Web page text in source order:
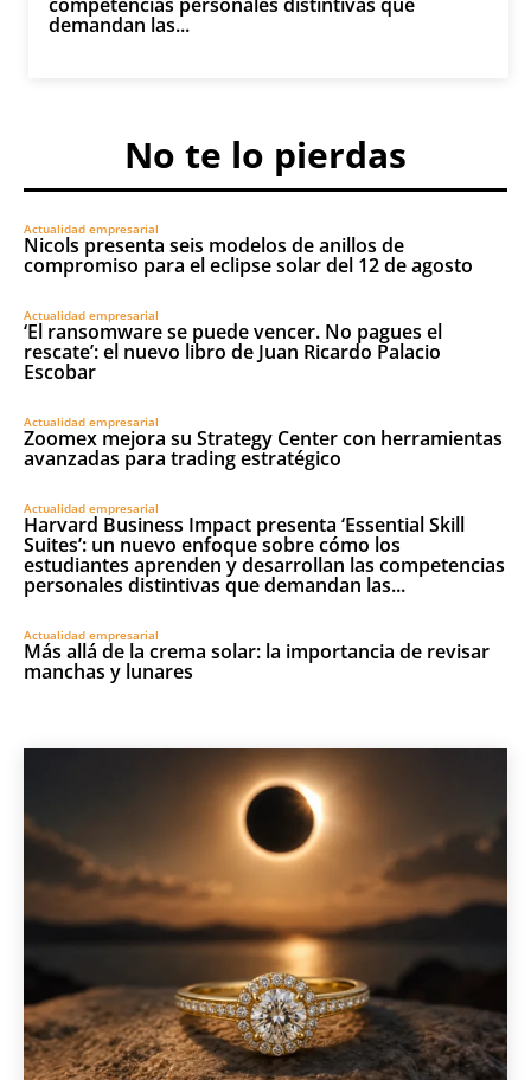
demandan las...
No te lo pierdas
Actualidad empresarial
Nicols presenta seis modelos de anillos de
compromiso para el eclipse solar del 12 de agosto
Actualidad empresarial
‘El ransomware se puede vencer. No pagues el
rescate’: el nuevo libro de Juan Ricardo Palacio
Escobar
Actualidad empresarial
Zoomex mejora su Strategy Center con herramientas
avanzadas para trading estratégico
Actualidad empresarial
Harvard Business Impact presenta ‘Essential Skill
Suites’: un nuevo enfoque sobre cómo los
estudiantes aprenden y desarrollan las competencias
personales distintivas que demandan las...
Actualidad empresarial
Más allá de la crema solar: la importancia de revisar
manchas y lunares